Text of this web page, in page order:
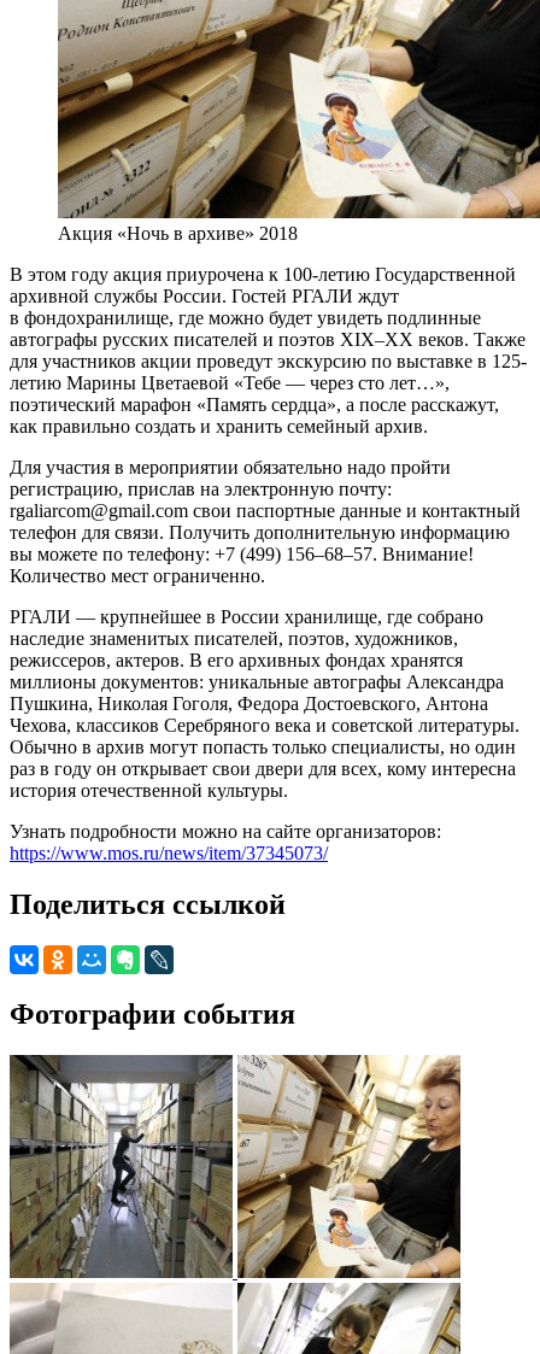
Акция «Ночь в архиве» 2018
В этом году акция приурочена к 100-летию Государственной
архивной службы России. Гостей РГАЛИ ждут
в фондохранилище, где можно будет увидеть подлинные
автографы русских писателей и поэтов XIX–XX веков. Также
для участников акции проведут экскурсию по выставке в 125-
летию Марины Цветаевой «Тебе — через сто лет…»,
поэтический марафон «Память сердца», а после расскажут,
как правильно создать и хранить семейный архив.
Для участия в мероприятии обязательно надо пройти
регистрацию, прислав на электронную почту:
rgaliarcom@gmail.com свои паспортные данные и контактный
телефон для связи. Получить дополнительную информацию
вы можете по телефону: +7 (499) 156–68–57. Внимание!
Количество мест ограниченно.
РГАЛИ — крупнейшее в России хранилище, где собрано
наследие знаменитых писателей, поэтов, художников,
режиссеров, актеров. В его архивных фондах хранятся
миллионы документов: уникальные автографы Александра
Пушкина, Николая Гоголя, Федора Достоевского, Антона
Чехова, классиков Серебряного века и советской литературы.
Обычно в архив могут попасть только специалисты, но один
раз в году он открывает свои двери для всех, кому интересна
история отечественной культуры.
Узнать подробности можно на сайте организаторов:
https://www.mos.ru/news/item/37345073/
Поделиться ссылкой
Фотографии события